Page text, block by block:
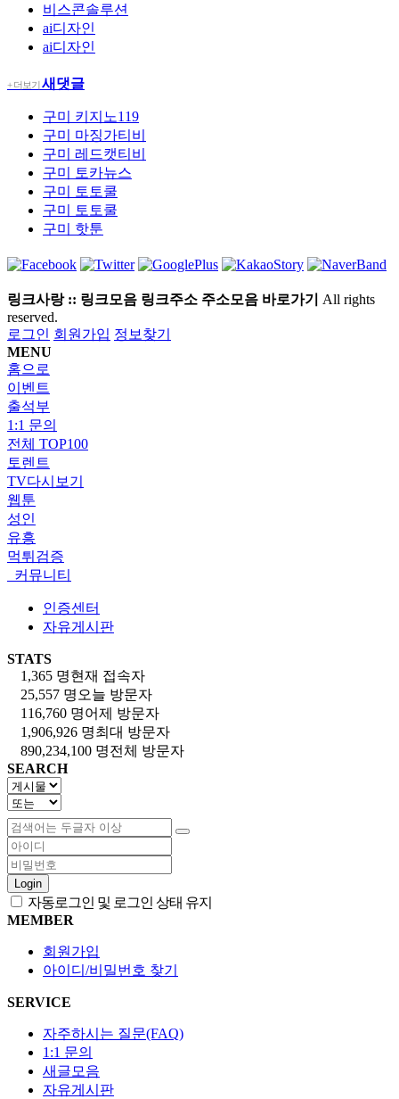
비스콘솔루션
ai디자인
ai디자인
+ 더보기새댓글
구미 키지노119
구미 마징가티비
구미 레드캣티비
구미
토카뉴스
구미
토토쿨
구미
토토쿨
구미 핫툰
링크사랑 :: 링크모음 링크주소 주소모음 바로가기 All rights
reserved.
로그인 회원가입 정보찾기
MENU
홈으로
이벤트
출석부
1:1 문의
전체 TOP100
토렌트
TV다시보기
웹툰
성인
유흥
먹튀검증
커뮤니티
인증센터
자유게시판
STATS
1,365 명현재 접속자
25,557 명 오늘 방문자
116,760 명어제 방문자
1,906,926 명최대 방문자
890,234,100 명전체 방문자
SEARCH
Login
자동로그인 및 로그인 상태 유지
MEMBER
회원가입
아이디/비밀번호 찾기
SERVICE
자주하시는 질문(FAQ)
1:1 문의
새글모음
자유게시판